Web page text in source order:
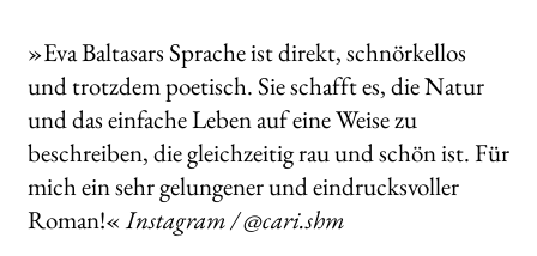
»Eva Baltasars Sprache ist direkt, schnörkellos
und trotzdem poetisch. Sie schafft es, die Natur
und das einfache Leben auf eine Weise zu
beschreiben, die gleichzeitig rau und schön ist. Für
mich ein sehr gelungener und eindrucksvoller
Roman!«Instagram / @cari.shm